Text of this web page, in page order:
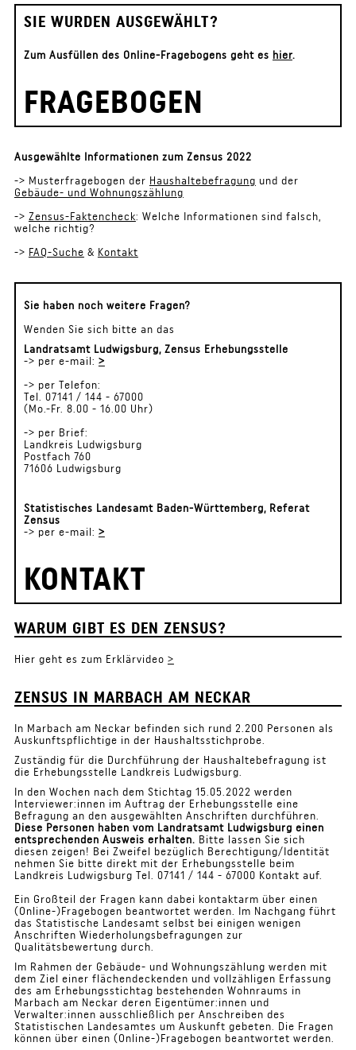
SIE WURDEN AUSGEWÄHLT?
Zum Ausfüllen des Online-Fragebogens geht es hier.
FRAGEBOGEN
Ausgewählte Informationen zum Zensus 2022
-> Musterfragebogen der Haushaltebefragung und der
Gebäude- und Wohnungszählung
-> Zensus-Faktencheck: Welche Informationen sind falsch,
welche richtig?
-> FAQ-Suche & Kontakt
Sie haben noch weitere Fragen?
Wenden Sie sich bitte an das
Landratsamt Ludwigsburg, Zensus Erhebungsstelle
-> per e-mail: >
-> per Telefon:
Tel. 07141 / 144 - 67000
(Mo.-Fr. 8.00 - 16.00 Uhr)
-> per Brief:
Landkreis Ludwigsburg
Postfach 760
71606 Ludwigsburg
Statistisches Landesamt Baden-Württemberg, Referat
Zensus
-> per e-mail: >
KONTAKT
WARUM GIBT ES DEN ZENSUS?
Hier geht es zum Erklärvideo >
ZENSUS IN MARBACH AM NECKAR
In Marbach am Neckar befinden sich rund 2.200 Personen als
Auskunftspflichtige in der Haushaltsstichprobe.
Zuständig für die Durchführung der Haushaltebefragung ist
die Erhebungsstelle Landkreis Ludwigsburg.
In den Wochen nach dem Stichtag 15.05.2022 werden
Interviewer:innen im Auftrag der Erhebungsstelle eine
Befragung an den ausgewählten Anschriften durchführen.
Diese Personen haben vom Landratsamt Ludwigsburg einen
entsprechenden Ausweis erhalten. Bitte lassen Sie sich
diesen zeigen! Bei Zweifel bezüglich Berechtigung/Identität
nehmen Sie bitte direkt mit der Erhebungsstelle beim
Landkreis Ludwigsburg Tel. 07141 / 144 - 67000 Kontakt auf.
Ein Großteil der Fragen kann dabei kontaktarm über einen
(Online-)Fragebogen beantwortet werden. Im Nachgang führt
das Statistische Landesamt selbst bei einigen wenigen
Anschriften Wiederholungsbefragungen zur
Qualitätsbewertung durch.
Im Rahmen der Gebäude- und Wohnungszählung werden mit
dem Ziel einer flächendeckenden und vollzähligen Erfassung
des am Erhebungsstichtag bestehenden Wohnraums in
Marbach am Neckar deren Eigentümer:innen und
Verwalter:innen ausschließlich per Anschreiben des
Statistischen Landesamtes um Auskunft gebeten. Die Fragen
können über einen (Online-)Fragebogen beantwortet werden.